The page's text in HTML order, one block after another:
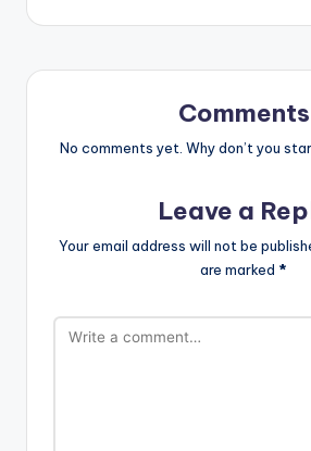
Comments
No comments yet. Why don’t you
Leave a
Your email address will not be
are marked *